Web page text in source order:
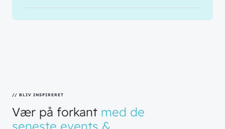
// BLIV INSPIRERET
Vær på forkant med de
seneste events &